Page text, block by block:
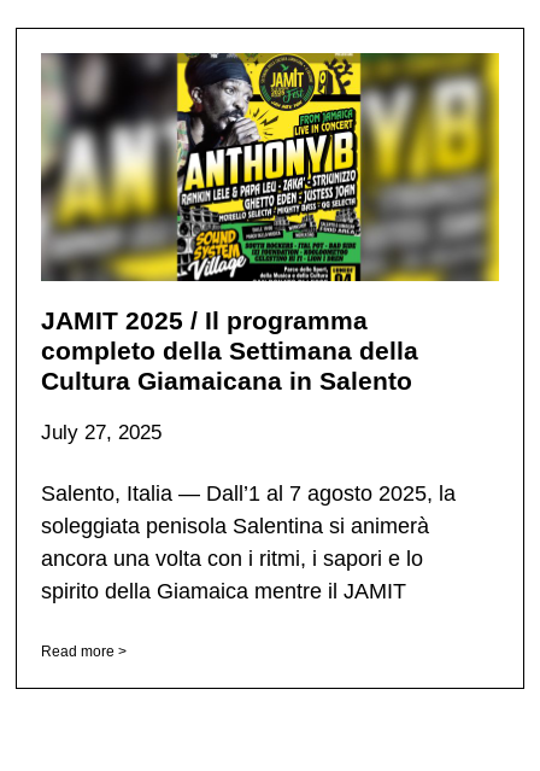
JAMIT 2025 / Il programma
completo della Settimana della
Cultura Giamaicana in Salento
July 27, 2025
Salento, Italia — Dall’1 al 7 agosto 2025, la
soleggiata penisola Salentina si animerà
ancora una volta con i ritmi, i sapori e lo
spirito della Giamaica mentre il JAMIT
Read more >